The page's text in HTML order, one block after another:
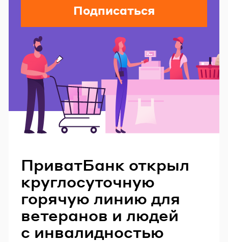
Подписаться
ПриватБанк открыл
круглосуточную
горячую линию для
ветеранов и людей
с инвалидностью